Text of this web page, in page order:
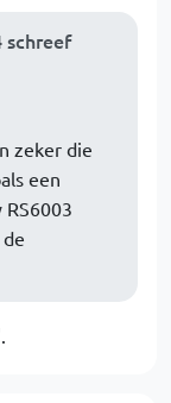
schreef
zeker die
een